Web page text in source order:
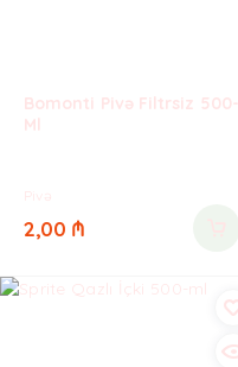
Bomonti Pivə Filtrsiz 500-
Ml
Pivə
2,00 ₼